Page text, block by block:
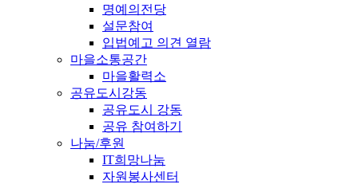
명예의전당
설문참여
입법예고 의견 열람
마을소통공간
마을활력소
공유도시강동
공유도시 강동
공유 참여하기
나눔/후원
IT희망나눔
자원봉사센터